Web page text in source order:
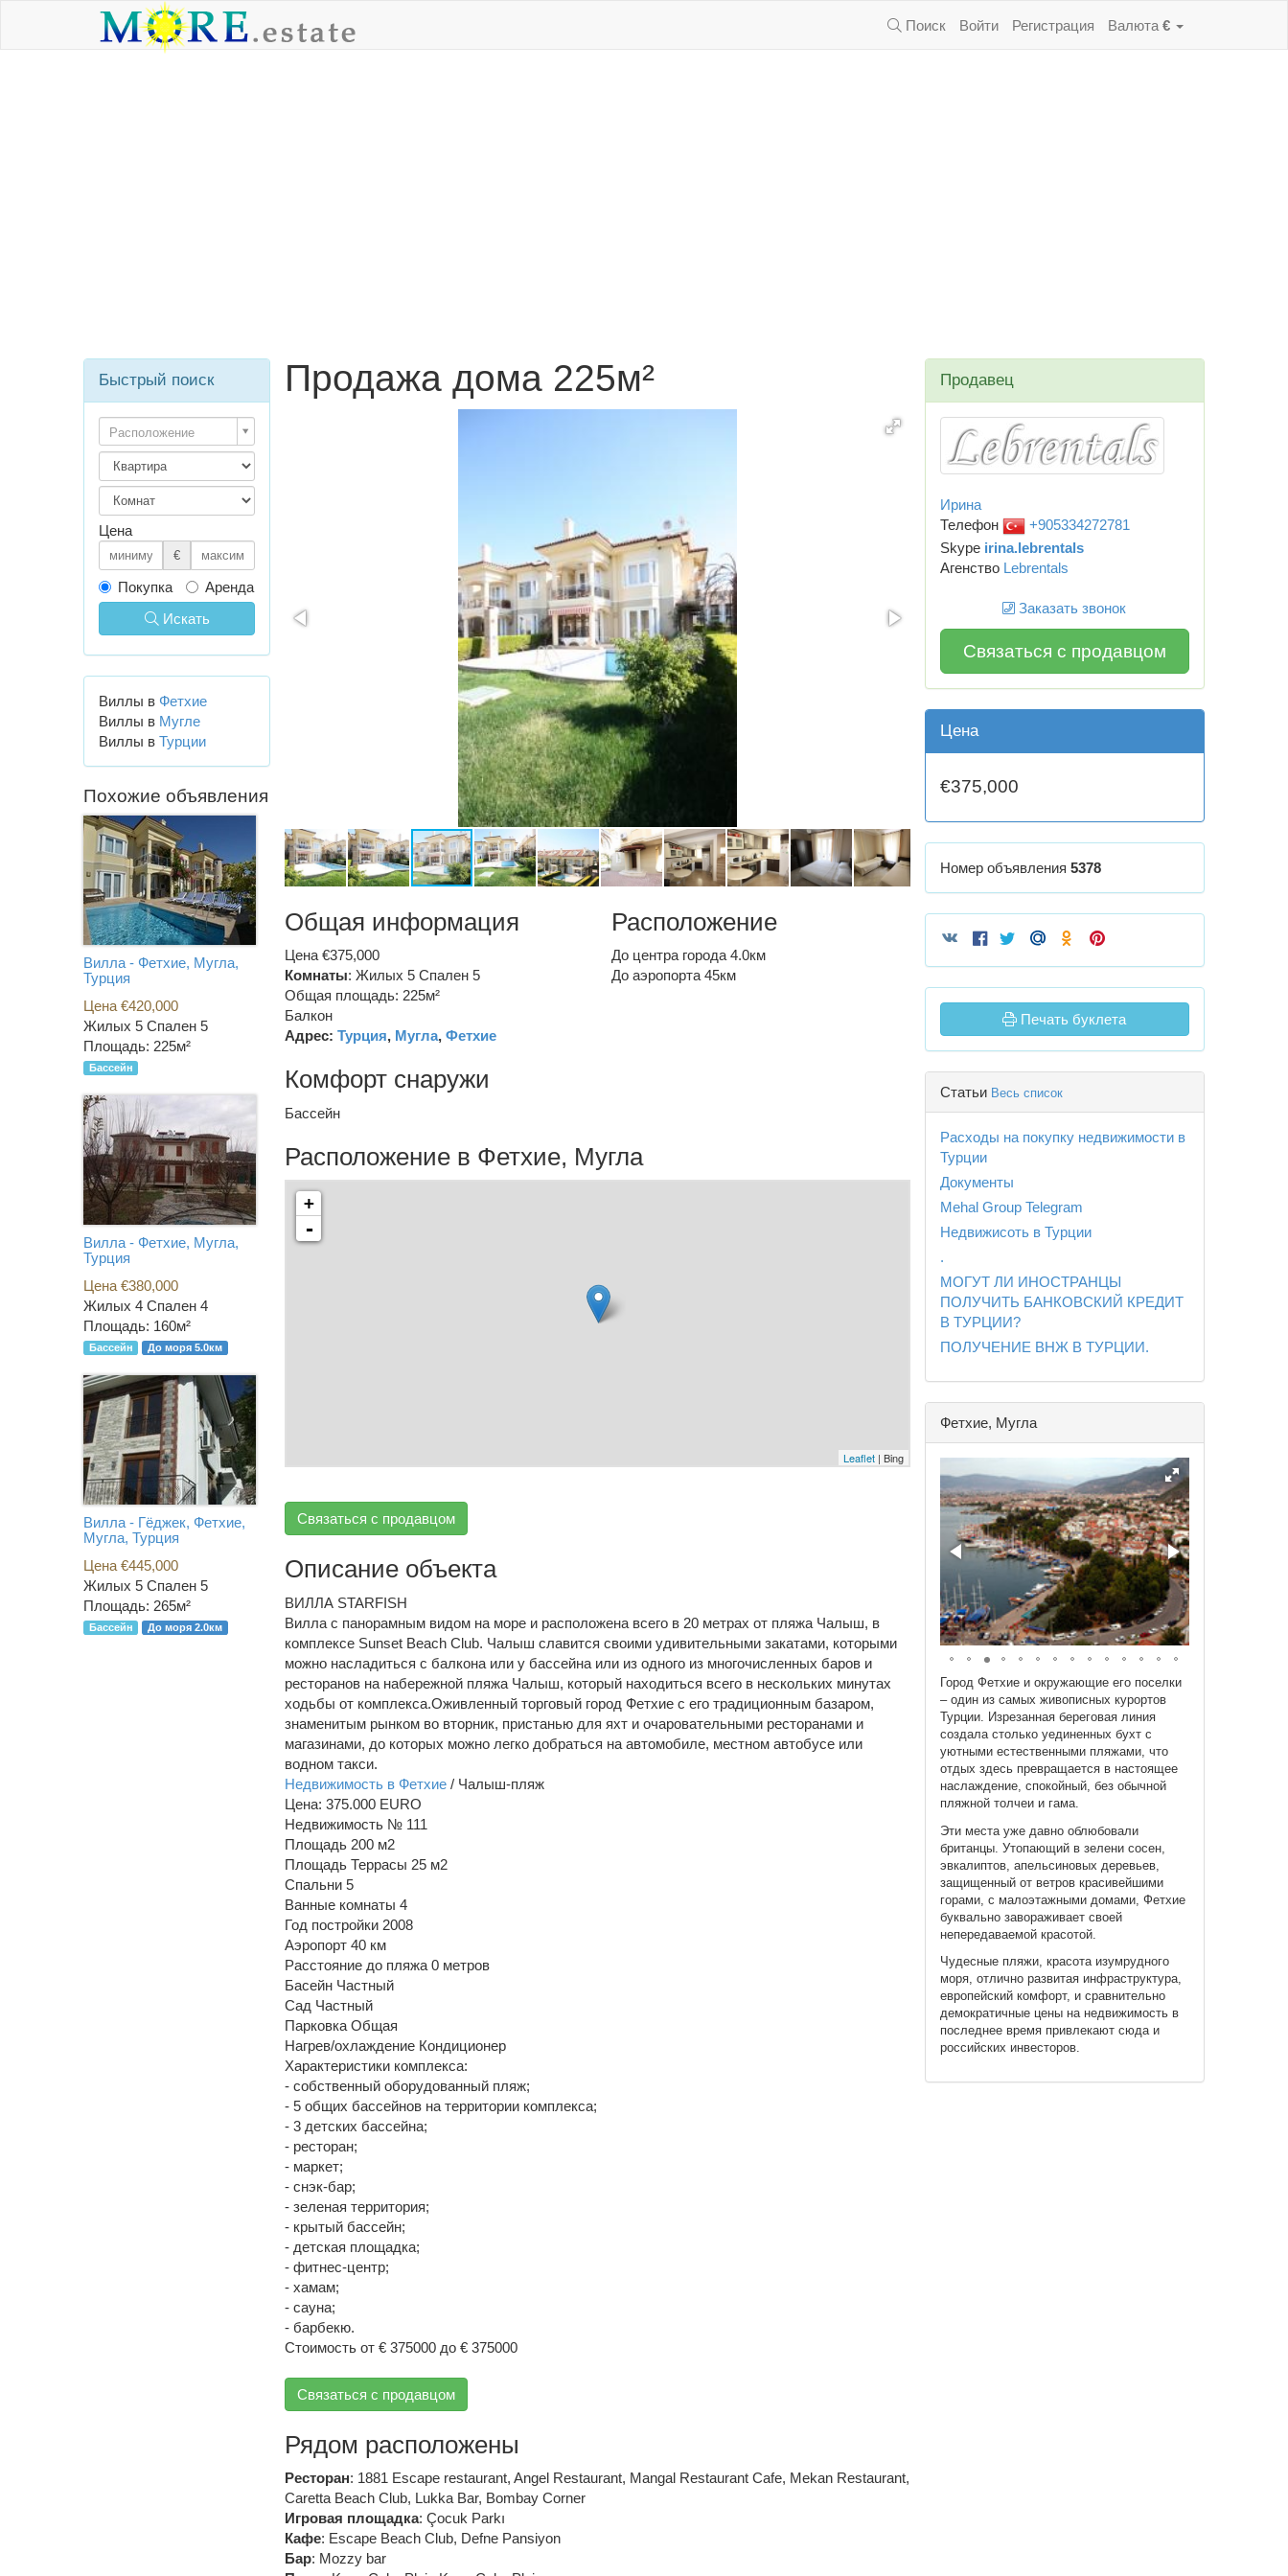
Поиск Войти Регистрация Валюта €
Продажа дома 225м²
Общая информация
Цена €375,000
Комнаты: Жилых 5 Спален 5
Общая площадь: 225м²
Балкон
Адрес: Турция, Мугла, Фетхие
Расположение
До центра города 4.0км
До аэропорта 45км
Комфорт снаружи
Бассейн
Расположение в Фетхие, Мугла
+
-
Leaflet| Bing
Связаться с продавцом
Описание объекта
ВИЛЛА STARFISH
Вилла с панорамным видом на море и расположена всего в 20 метрах от пляжа Чалыш, в
комплексе Sunset Beach Club. Чалыш славится своими удивительными закатами, которыми
можно насладиться с балкона или у бассейна или из одного из многочисленных баров и
ресторанов на набережной пляжа Чалыш, который находиться всего в нескольких минутах
ходьбы от комплекса.Оживленный торговый город Фетхие с его традиционным базаром,
знаменитым рынком во вторник, пристанью для яхт и очаровательными ресторанами и
магазинами, до которых можно легко добраться на автомобиле, местном автобусе или
водном такси.
Недвижимость в Фетхие / Чалыш-пляж
Цена: 375.000 EURO
Недвижимость № 111
Площадь 200 м2
Площадь Террасы 25 м2
Спальни 5
Ванные комнаты 4
Год постройки 2008
Аэропорт 40 км
Расстояние до пляжа 0 метров
Басейн Частный
Сад Частный
Парковка Общая
Нагрев/охлаждение Кондиционер
Характеристики комплекса:
- собственный оборудованный пляж;
- 5 общих бассейнов на территории комплекса;
- 3 детских бассейна;
- ресторан;
- маркет;
- снэк-бар;
- зеленая территория;
- крытый бассейн;
- детская площадка;
- фитнес-центр;
- хамам;
- сауна;
- барбекю.
Стоимость от € 375000 до € 375000
Связаться с продавцом
Рядом расположены
Ресторан: 1881 Escape restaurant, Angel Restaurant, Mangal Restaurant Cafe, Mekan Restaurant,
Caretta Beach Club, Lukka Bar, Bombay Corner
Игровая площадка: Çocuk Parkı
Кафе: Escape Beach Club, Defne Pansiyon
Бар: Mozzy bar
Продавец
Ирина
Телефон
+905334272781
Skype irina.lebrentals
Агенство Lebrentals
Заказать звонок
Связаться с продавцом
Цена
€375,000
Номер объявления 5378
Печать буклета
Статьи Весь список
Расходы на покупку недвижимости в
Турции
Документы
Mehal Group Telegram
Недвижисоть в Турции
.
МОГУТ ЛИ ИНОСТРАНЦЫ
ПОЛУЧИТЬ БАНКОВСКИЙ КРЕДИТ
В ТУРЦИИ?
ПОЛУЧЕНИЕ ВНЖ В ТУРЦИИ.
Фетхие, Мугла
Город Фетхие и окружающие его поселки
– один из самых живописных курортов
Турции. Изрезанная береговая линия
создала столько уединенных бухт с
уютными естественными пляжами, что
отдых здесь превращается в настоящее
наслаждение, спокойный, без обычной
пляжной толчеи и гама.
Эти места уже давно облюбовали
британцы. Утопающий в зелени сосен,
эвкалиптов, апельсиновых деревьев,
защищенный от ветров красивейшими
горами, с малоэтажными домами, Фетхие
буквально завораживает своей
непередаваемой красотой.
Чудесные пляжи, красота изумрудного
моря, отлично развитая инфраструктура,
европейский комфорт, и сравнительно
демократичные цены на недвижимость в
последнее время привлекают сюда и
российских инвесторов.
Быстрый поиск
Расположение
Цена
€
Покупка
Аренда
Искать
Виллы в Фетхие
Виллы в Мугле
Виллы в Турции
Похожие объявления
Вилла - Фетхие, Мугла,
Турция
Цена €420,000
Жилых 5 Спален 5
Площадь: 225м²
Бассейн
Вилла - Фетхие, Мугла,
Турция
Цена €380,000
Жилых 4 Спален 4
Площадь: 160м²
Бассейн До моря 5.0км
Вилла - Гёджек, Фетхие,
Мугла, Турция
Цена €445,000
Жилых 5 Спален 5
Площадь: 265м²
Бассейн До моря 2.0км